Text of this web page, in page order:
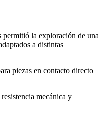
permitió la exploración de una
a distintas
piezas en contacto directo
mecánica y